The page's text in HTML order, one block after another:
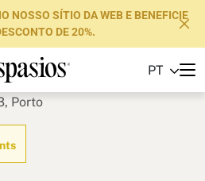
NOSSO SÍTIO DA WEB E BENEFICIE
DE 20%.
PT
Hotels
Brand
Porto